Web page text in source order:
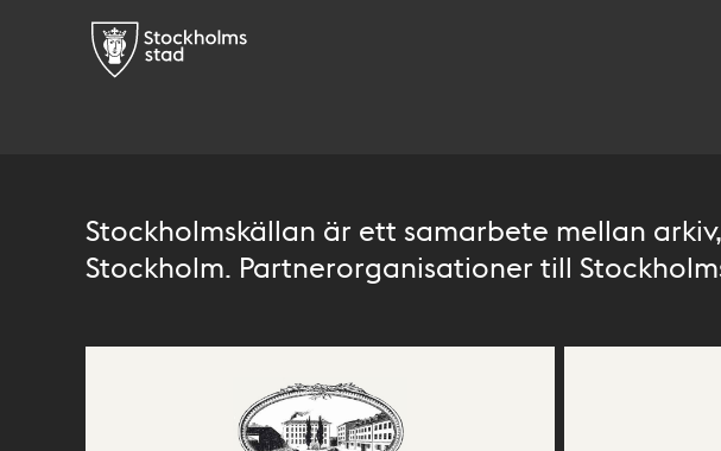
Stockholmskällan är ett samarbete mellan
Stockholm. Partnerorganisationer till